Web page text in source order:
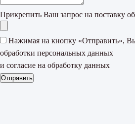
Прикрепить Ваш запрос на поставку
Нажимая на кнопку «Отправить»,
обработки персональных данных
и согласие на обработку данных
Отправить